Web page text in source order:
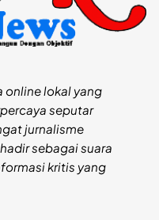
online lokal yang
seputar
jurnalisme
sebagai suara
kritis yang